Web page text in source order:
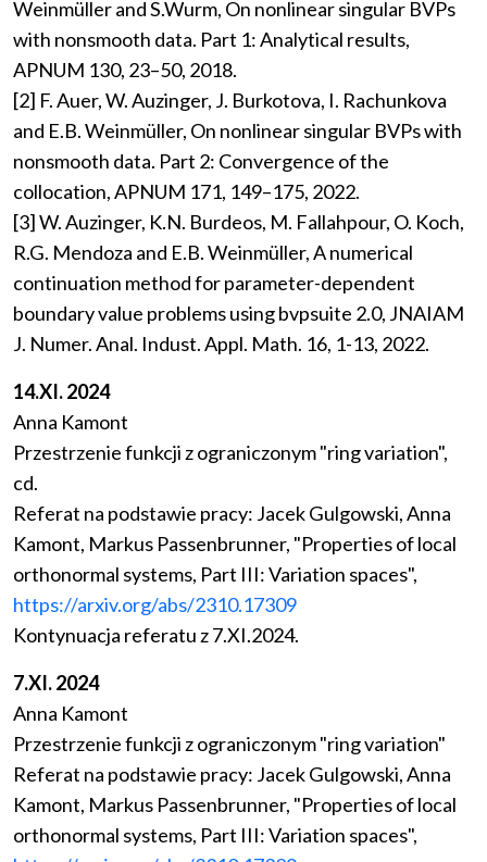
Weinmüller and S.Wurm, On nonlinear singular BVPs
with nonsmooth data. Part 1: Analytical results,
APNUM 130, 23–50, 2018.
[2] F. Auer, W. Auzinger, J. Burkotova, I. Rachunkova
and E.B. Weinmüller, On nonlinear singular BVPs with
nonsmooth data. Part 2: Convergence of the
collocation, APNUM 171, 149–175, 2022.
[3] W. Auzinger, K.N. Burdeos, M. Fallahpour, O. Koch,
R.G. Mendoza and E.B. Weinmüller, A numerical
continuation method for parameter-dependent
boundary value problems using bvpsuite 2.0, JNAIAM
J. Numer. Anal. Indust. Appl. Math. 16, 1-13, 2022.
14.XI. 2024
Anna Kamont
Przestrzenie funkcji z ograniczonym "ring variation",
cd.
Referat na podstawie pracy: Jacek Gulgowski, Anna
Kamont, Markus Passenbrunner, "Properties of local
orthonormal systems, Part III: Variation spaces",
https://arxiv.org/abs/2310.17309
Kontynuacja referatu z 7.XI.2024.
7.XI. 2024
Anna Kamont
Przestrzenie funkcji z ograniczonym "ring variation"
Referat na podstawie pracy: Jacek Gulgowski, Anna
Kamont, Markus Passenbrunner, "Properties of local
orthonormal systems, Part III: Variation spaces",